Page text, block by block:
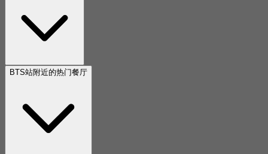
BTS站附近的热门餐厅